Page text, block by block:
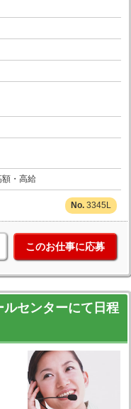
額・高給
3345L
このお仕事に応募
ルセンターにて日程